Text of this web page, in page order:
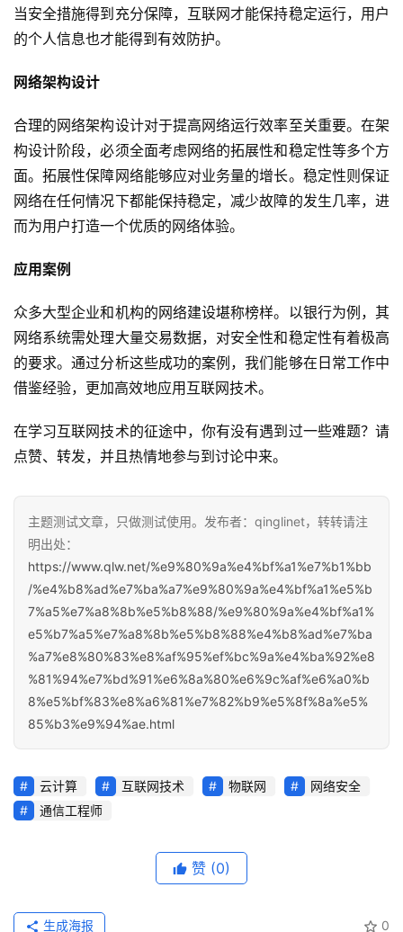
当安全措施得到充分保障，互联网才能保持稳定运行，用户
的个人信息也才能得到有效防护。
网络架构设计
合理的网络架构设计对于提高网络运行效率至关重要。在架
构设计阶段，必须全面考虑网络的拓展性和稳定性等多个方
面。拓展性保障网络能够应对业务量的增长。稳定性则保证
网络在任何情况下都能保持稳定，减少故障的发生几率，进
而为用户打造一个优质的网络体验。
应用案例
众多大型企业和机构的网络建设堪称榜样。以银行为例，其
网络系统需处理大量交易数据，对安全性和稳定性有着极高
的要求。通过分析这些成功的案例，我们能够在日常工作中
借鉴经验，更加高效地应用互联网技术。
在学习互联网技术的征途中，你有没有遇到过一些难题？请
点赞、转发，并且热情地参与到讨论中来。
主题测试文章，只做测试使用。发布者：qinglinet，转转请注
明出处：
https://www.qlw.net/%e9%80%9a%e4%bf%a1%e7%b1%bb
/%e4%b8%ad%e7%ba%a7%e9%80%9a%e4%bf%a1%e5%b
7%a5%e7%a8%8b%e5%b8%88/%e9%80%9a%e4%bf%a1%
e5%b7%a5%e7%a8%8b%e5%b8%88%e4%b8%ad%e7%ba
%a7%e8%80%83%e8%af%95%ef%bc%9a%e4%ba%92%e8
%81%94%e7%bd%91%e6%8a%80%e6%9c%af%e6%a0%b
8%e5%bf%83%e8%a6%81%e7%82%b9%e5%8f%8a%e5%
85%b3%e9%94%ae.html
云计算 互联网技术 物联网
网络安全
通信工程师
赞 (0)
0
生成海报